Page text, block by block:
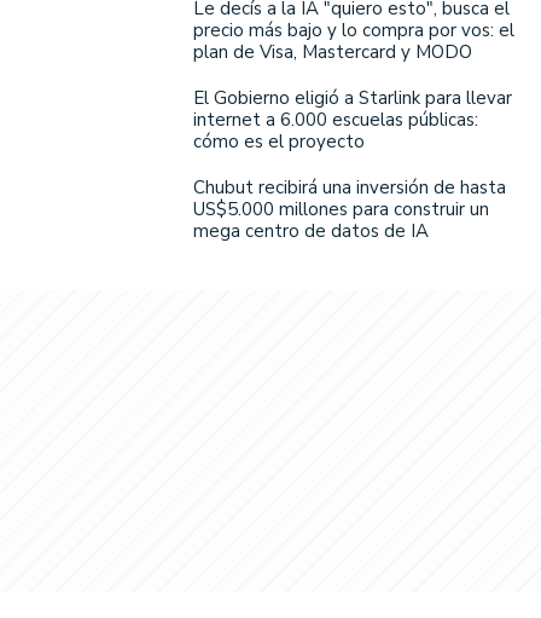
Le decís a la IA "quiero esto", busca el
precio más bajo y lo compra por vos: el
plan de Visa, Mastercard y MODO
El Gobierno eligió a Starlink para llevar
internet a 6.000 escuelas públicas:
cómo es el proyecto
Chubut recibirá una inversión de hasta
US$5.000 millones para construir un
mega centro de datos de IA